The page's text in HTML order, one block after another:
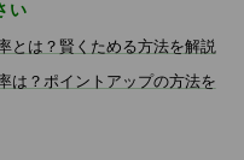
い
とは？賢くためる方法を解説
は？ポイントアップの方法を